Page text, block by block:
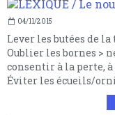
04/11/2015
Lever les butées de
Oublier les bornes >
consentir à la perte,
Éviter les écueils/